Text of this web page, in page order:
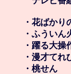
・花ばかり
・ふういん
・躍る大操
・漫才てれ
・桃せん